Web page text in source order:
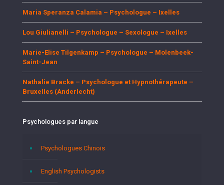
Maria Speranza Calamia – Psychologue – Ixelles
Lou Giulianelli – Psychologue – Sexologue – Ixelles
Marie-Elise Tilgenkamp – Psychologue – Molenbeek-
Saint-Jean
Nathalie Bracke – Psychologue et Hypnothérapeute –
Bruxelles (Anderlecht)
Psychologues par langue
Psychologues Chinois
English Psychologists